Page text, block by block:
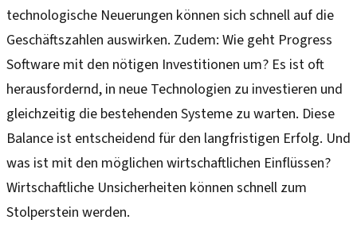
technologische Neuerungen können sich schnell auf die
Geschäftszahlen auswirken. Zudem: Wie geht Progress
Software mit den nötigen Investitionen um? Es ist oft
herausfordernd, in neue Technologien zu investieren und
gleichzeitig die bestehenden Systeme zu warten. Diese
Balance ist entscheidend für den langfristigen Erfolg. Und
was ist mit den möglichen wirtschaftlichen Einflüssen?
Wirtschaftliche Unsicherheiten können schnell zum
Stolperstein werden.